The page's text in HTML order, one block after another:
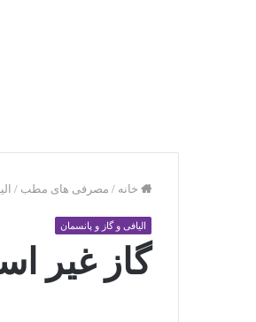
خانه / مصرفی های مطب /
الیافی و گاز و پانسمان
گاز غیر